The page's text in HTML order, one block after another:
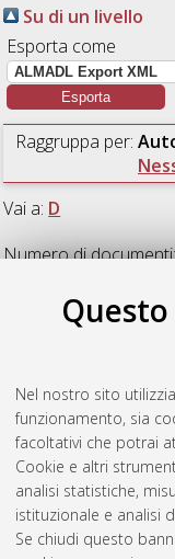
Nel nostro sito
funzionamento, sia
facoltativi che potrai
Cookie e altri
analisi statistiche,
istituzionale e analisi
Se chiudi questo
Su di un livello
Esporta come
Raggruppa per:
Vai a: D
Numero di
in BCD8 and
at HL-LHC.[Laurea
Studio inFisica [LM-
Questa lista e'